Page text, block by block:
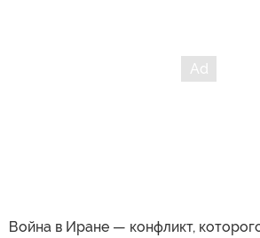
Война в Иране — конфликт,